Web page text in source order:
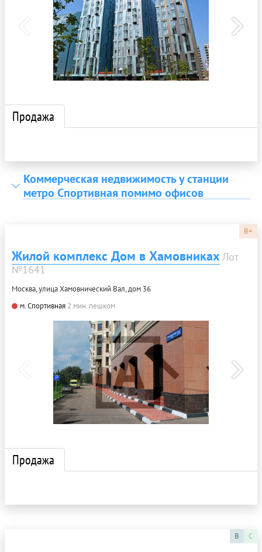
Продажа
Коммерческая недвижимость у станции
метро Спортивная помимо офисов
B+
Жилой комплекс Дом в Хамовниках Лот
№1641
Москва, улица Хамовнический Вал, дом 36
м. Спортивная 2 мин. пешком
Продажа
B C